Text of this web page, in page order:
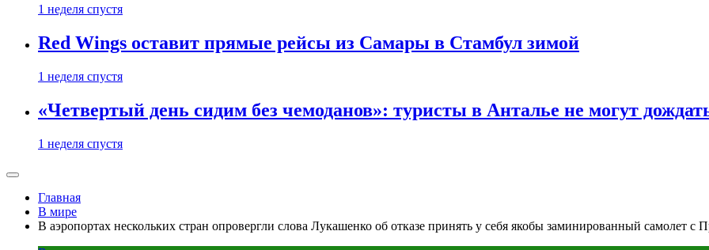
1 неделя спустя
Red Wings оставит прямые рейсы из Самары в Стамбул зимой
1 неделя спустя
«Четвертый день сидим без чемоданов»: туристы в Анталье не могут
1 неделя спустя
Главная
В мире
В аэропортах нескольких стран опровергли слова Лукашенко об отказе принять у себя якобы заминированный самолет c